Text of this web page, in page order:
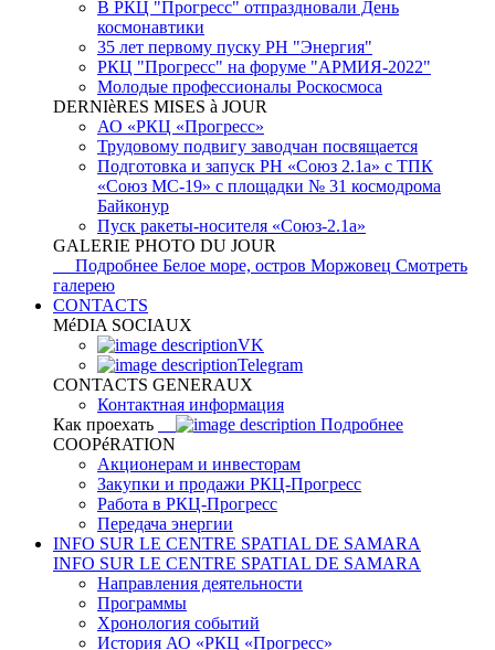
В РКЦ "Прогресс" отпраздновали День
космонавтики
35 лет первому пуску РН "Энергия"
РКЦ "Прогресс" на форуме "АРМИЯ-2022"
Молодые профессионалы Роскосмоса
DERNIèRES MISES à JOUR
АО «РКЦ «Прогресс»
Трудовому подвигу заводчан посвящается
Подготовка и запуск РН «Союз 2.1а» с ТПК
«Союз МС-19» с площадки № 31 космодрома
Байконур
Пуск ракеты-носителя «Союз-2.1а»
GALERIE PHOTO DU JOUR
Подробнее Белое море, остров Моржовец Смотреть
галерею
CONTACTS
MéDIA SOCIAUX
VK
Telegram
CONTACTS GENERAUX
Контактная информация
Как проехать
Подробнее
COOPéRATION
Акционерам и инвесторам
Закупки и продажи РКЦ-Прогресс
Работа в РКЦ-Прогресс
Передача энергии
INFO SUR LE CENTRE SPATIAL DE SAMARA
INFO SUR LE CENTRE SPATIAL DE SAMARA
Направления деятельности
Программы
Хронология событий
История АО «РКЦ «Прогресс»